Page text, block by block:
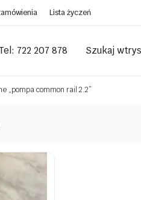
Lista życzeń
722 207 878 Szukaj
„pompa common rail 2.2”